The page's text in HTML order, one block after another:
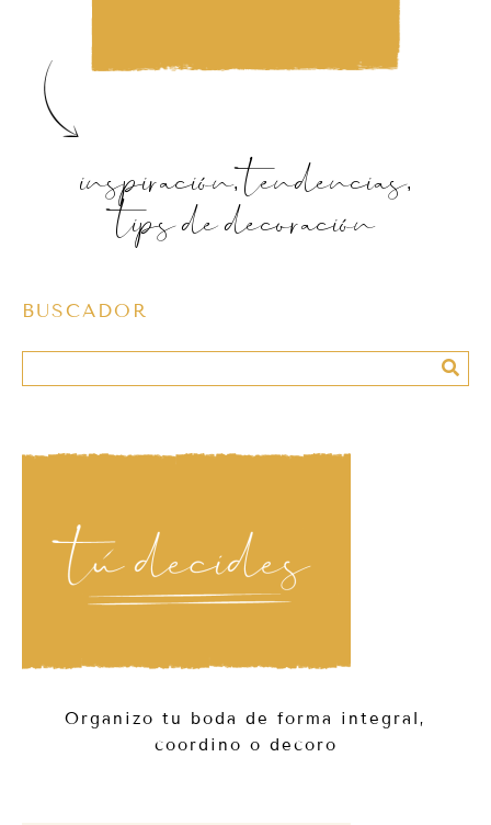
inspiración, tendencias,
tips de decoración
BUSCADOR
Organizo tu boda de forma integral,
coordino o decoro